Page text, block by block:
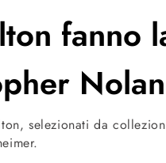
fanno
Nolan
selezionati da